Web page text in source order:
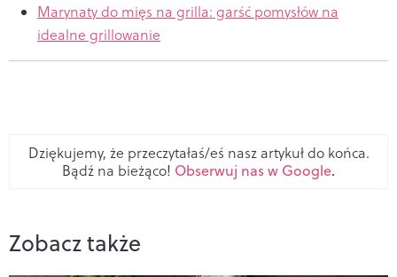
Marynaty do mięs na grilla: garść pomysłów na
idealne grillowanie
Dziękujemy, że przeczytałaś/eś nasz artykuł do końca.
Bądź na bieżąco! Obserwuj nas w Google.
Zobacz także